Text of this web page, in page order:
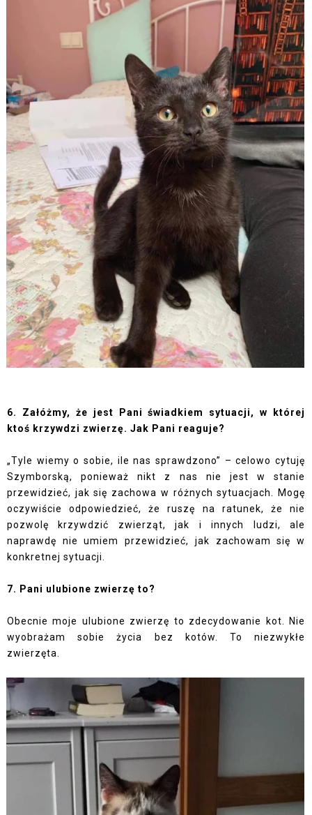
6. Załóżmy, że jest Pani świadkiem sytuacji, w której
ktoś krzywdzi zwierzę. Jak Pani reaguje?
„Tyle wiemy o sobie, ile nas sprawdzono” – celowo cytuję
Szymborską, ponieważ nikt z nas nie jest w stanie
przewidzieć, jak się zachowa w różnych sytuacjach. Mogę
oczywiście odpowiedzieć, że ruszę na ratunek, że nie
pozwolę krzywdzić zwierząt, jak i innych ludzi, ale
naprawdę nie umiem przewidzieć, jak zachowam się w
konkretnej sytuacji.
7. Pani ulubione zwierzę to?
Obecnie moje ulubione zwierzę to zdecydowanie kot. Nie
wyobrażam sobie życia bez kotów. To niezwykłe
zwierzęta.